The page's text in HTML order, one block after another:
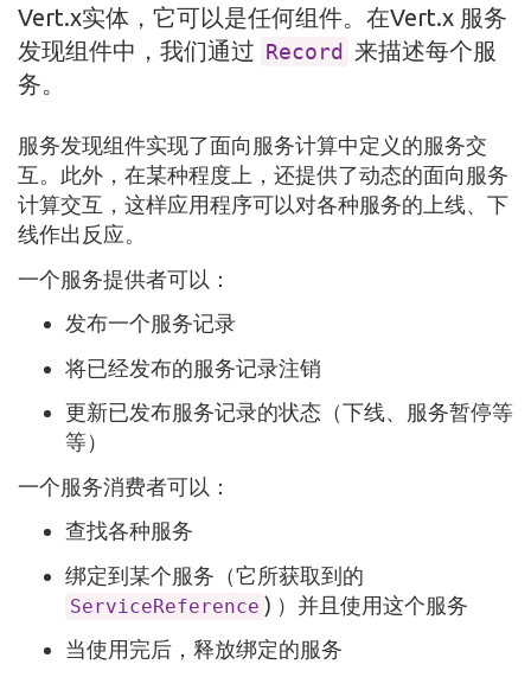
Vert.x实体，它可以是任何组件。在Vert.x 服务
发现组件中，我们通过 Record
来描述每个服
务。
服务发现组件实现了面向服务计算中定义的服务交
互。此外，在某种程度上，还提供了动态的面向服务
计算交互，这样应用程序可以对各种服务的上线、下
线作出反应。
一个服务提供者可以：
发布一个服务记录
将已经发布的服务记录注销
更新已发布服务记录的状态（下线、服务暂停等
等）
一个服务消费者可以：
查找各种服务
绑定到某个服务（它所获取到的
ServiceReference ) ）并且使用这个服务
当使用完后，释放绑定的服务